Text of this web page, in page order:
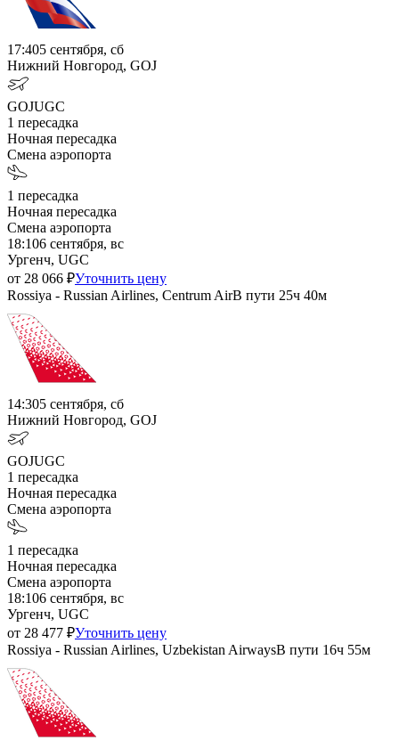
17:405 сентября, сб
Нижний Новгород, GOJ
GOJUGC
1 пересадка
Ночная пересадка
Смена аэропорта
1 пересадка
Ночная пересадка
Смена аэропорта
18:106 сентября, вс
Ургенч, UGC
от 28 066 ₽Уточнить цену
Rossiya - Russian Airlines, Centrum AirВ пути 25ч 40м
14:305 сентября, сб
Нижний Новгород, GOJ
GOJUGC
1 пересадка
Ночная пересадка
Смена аэропорта
1 пересадка
Ночная пересадка
Смена аэропорта
18:106 сентября, вс
Ургенч, UGC
от 28 477 ₽Уточнить цену
Rossiya - Russian Airlines, Uzbekistan AirwaysВ пути 16ч 55м